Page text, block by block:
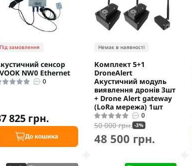
Під замовлення
сенсор
NW0 Ethernet
0
825 грн.
До кошика
Немає в наявності
Комплект 5+1
DroneAlert
Акустичний модуль
виявлення дронів 3шт
+ Drone Alert gateway
(LoRa мережа) 1шт
0
50 000 грн. -3%
48 500 грн.